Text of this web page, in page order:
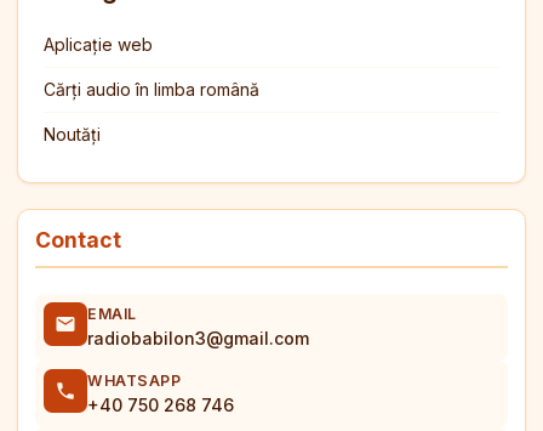
Aplicație web
Cărți audio în limba română
Noutăți
Contact
EMAIL
radiobabilon3@gmail.com
WHATSAPP
+40 750 268 746